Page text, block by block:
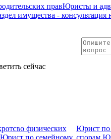
правЮристы и
имущества -
сейчас
физических
Юрист по семейному
Юрист по
спорам